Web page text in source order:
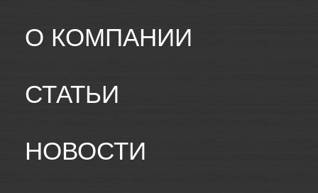
О КОМПАНИИ
СТАТЬИ
НОВОСТИ